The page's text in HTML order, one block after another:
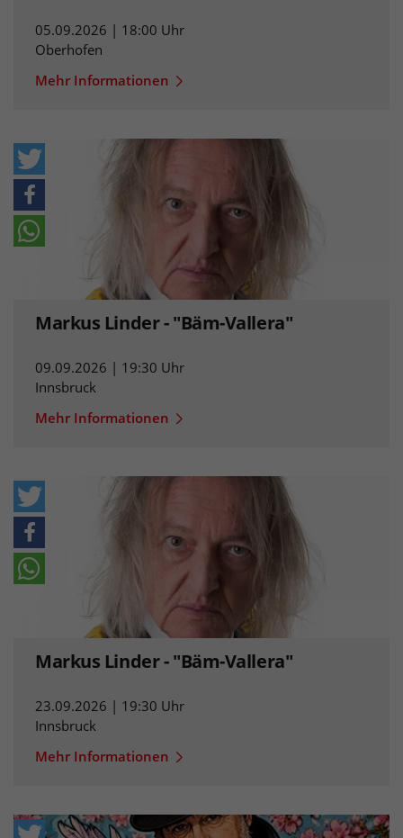
05.09.2026 | 18:00 Uhr
Oberhofen
Mehr Informationen
Markus Linder - "Bäm-Vallera"
09.09.2026 | 19:30 Uhr
Innsbruck
Mehr Informationen
Markus Linder - "Bäm-Vallera"
23.09.2026 | 19:30 Uhr
Innsbruck
Mehr Informationen